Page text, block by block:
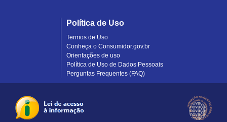
Política de Uso
Termos de Uso
Conheça o Consumidor.gov.br
Orientações de uso
Política de Uso de Dados Pessoais
Perguntas Frequentes (FAQ)